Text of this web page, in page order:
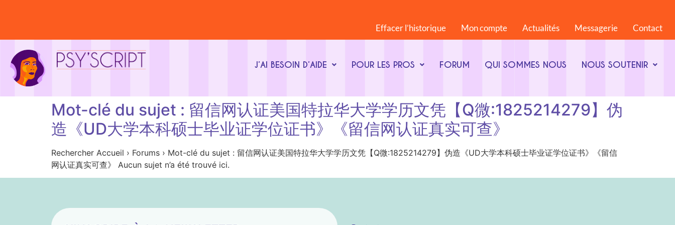
Effacer l’historique Mon compte Actualités Messagerie Contact
J’AI BESOIN D’AIDE POUR LES PROS FORUM QUI SOMMES NOUS NOUS SOUTENIR
Mot-clé du sujet : 留信网认证美国特拉华大学学历文凭【Q微:1825214279】伪
造《UD大学本科硕士毕业证学位证书》《留信网认证真实可查》
Rechercher Accueil › Forums › Mot-clé du sujet : 留信网认证美国特拉华大学学历文凭【Q微:1825214279】伪造《UD大学本科硕士毕业证学位证书》《留信
网认证真实可查》 Aucun sujet n’a été trouvé ici.